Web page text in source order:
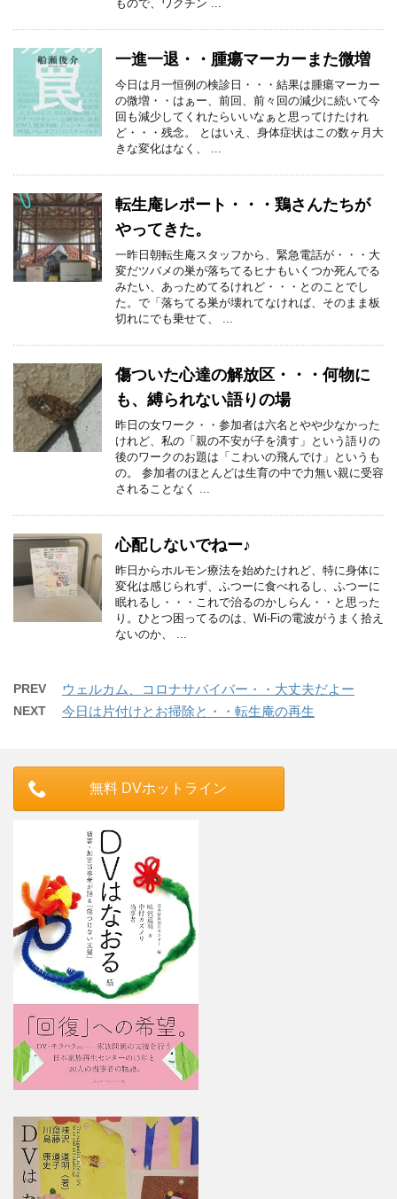
もので、ワクチン ...
一進一退・・腫瘍マーカーまた微増
今日は月一恒例の検診日・・・結果は腫瘍マーカー
の微増・・はぁー、前回、前々回の減少に続いて今
回も減少してくれたらいいなぁと思ってけたけれ
ど・・・残念。 とはいえ、身体症状はこの数ヶ月大
きな変化はなく、 ...
転生庵レポート・・・鶏さんたちが
やってきた。
一昨日朝転生庵スタッフから、緊急電話が・・・大
変だツバメの巣が落ちてるヒナもいくつか死んでる
みたい、あっためてるけれど・・・とのことでし
た。で「落ちてる巣が壊れてなければ、そのまま板
切れにでも乗せて、 ...
傷ついた心達の解放区・・・何物に
も、縛られない語りの場
昨日の女ワーク・・参加者は六名とやや少なかった
けれど、私の「親の不安が子を潰す」という語りの
後のワークのお題は「こわいの飛んでけ」というも
の。 参加者のほとんどは生育の中で力無い親に受容
されることなく ...
心配しないでねー♪
昨日からホルモン療法を始めたけれど、特に身体に
変化は感じられず、ふつーに食べれるし、ふつーに
眠れるし・・・これで治るのかしらん・・と思った
り。ひとつ困ってるのは、Wi-Fiの電波がうまく拾え
ないのか、 ...
PREV ウェルカム、コロナサバイバー・・大丈夫だよー
NEXT 今日は片付けとお掃除と・・転生庵の再生
無料 DVホットライン